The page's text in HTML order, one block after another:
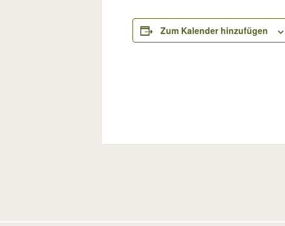
Zum Kalender hinzufügen